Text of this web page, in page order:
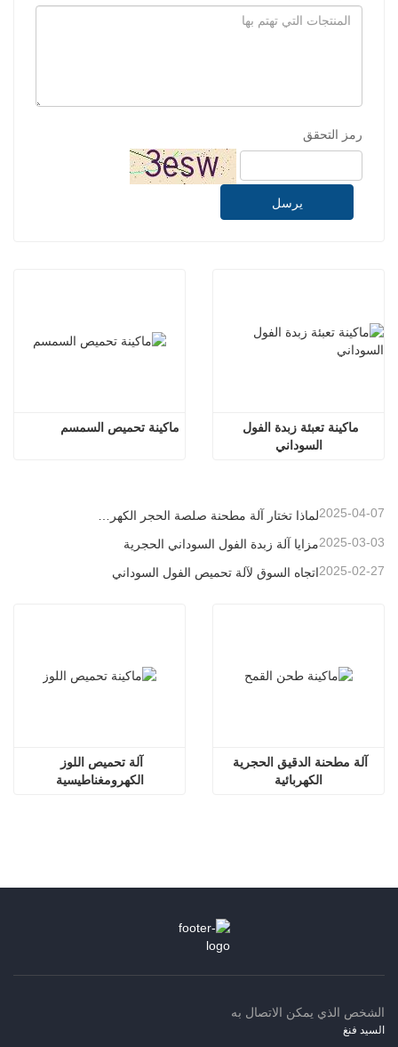
رمز التحقق
يرسل
ماكينة تحميص السمسم
السوداني
2025-04-07
مزايا آلة زبدة الفول السوداني الحجرية2025-03-03
اتجاه السوق لآلة تحميص الفول السوداني2025-02-27
الكهرومغناطيسية
الكهربائية
الشخص الذي يمكن الاتصال به
السيد فنغ